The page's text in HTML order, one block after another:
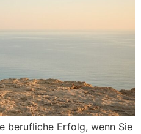
berufliche Erfolg, wenn Sie